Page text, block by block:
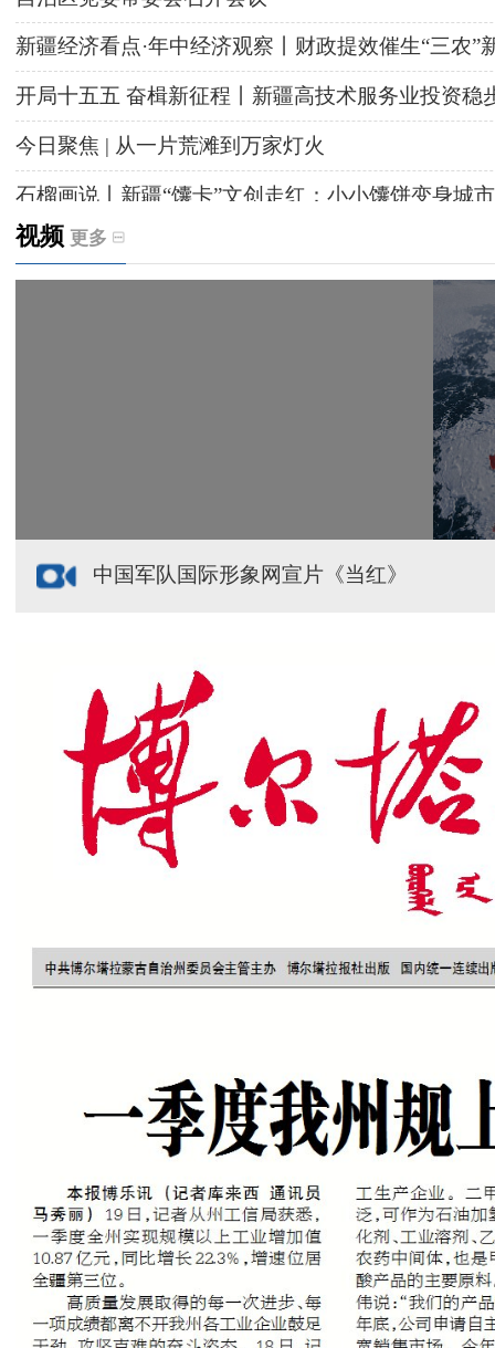
新疆经济看点·年中经济观察丨财政提效催生“三农”
开局十五五 奋楫新征程丨新疆高技术服务业投资稳
今日聚焦 | 从一片荒滩到万家灯火
石榴画说丨新疆“馕卡”文创走红：小小馕饼变身城
天山观察丨暑期AI研学热，孩子们究竟学到什么
视频 更多
中国军队国际形象网宣片《当红》